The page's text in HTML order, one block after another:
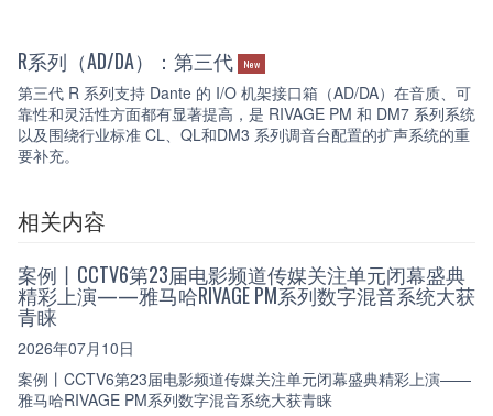
R系列（AD/DA）：第三代 New
第三代 R 系列支持 Dante 的 I/O 机架接口箱（AD/DA）在音质、可
靠性和灵活性方面都有显著提高，是 RIVAGE PM 和 DM7 系列系统
以及围绕行业标准 CL、QL和DM3 系列调音台配置的扩声系统的重
要补充。
相关内容
案例丨CCTV6第23届电影频道传媒关注单元闭幕盛典
精彩上演——雅马哈RIVAGE PM系列数字混音系统大获
青睐
2026年07月10日
案例丨CCTV6第23届电影频道传媒关注单元闭幕盛典精彩上演——
雅马哈RIVAGE PM系列数字混音系统大获青睐